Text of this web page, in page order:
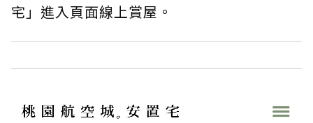
宅」進入頁面線上賞屋。